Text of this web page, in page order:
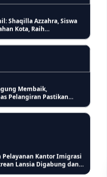
Shaqilla Azzahra, Siswa
Kota, Raih
Berprestasi di
42
Membaik,
Pelangiran Pastikan
Pelayanan Kantor Imigrasi
Lansia Digabung dan